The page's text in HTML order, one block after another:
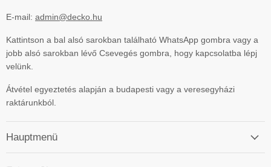
E-mail: admin@decko.hu
Kattintson a bal alsó sarokban található WhatsApp gombra vagy a
jobb alsó sarokban lévő Csevegés gombra, hogy kapcsolatba lépj
velünk.
Átvétel egyeztetés alapján a budapesti vagy a veresegyházi
raktárunkból.
Hauptmenü